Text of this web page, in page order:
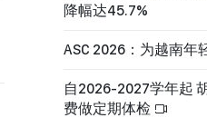
降幅达45.7%
ASC 2026：为越南年
自2026-2027学年起
费做定期体检